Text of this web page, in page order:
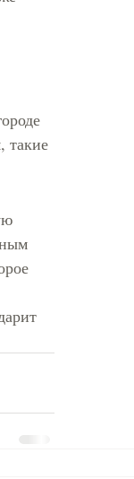
такие